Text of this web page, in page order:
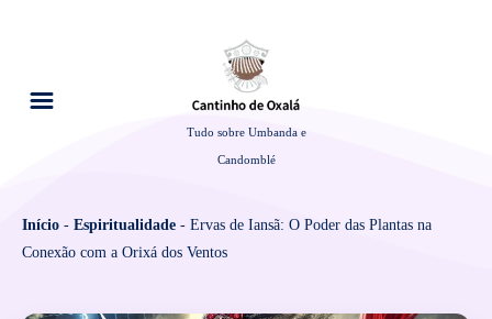
Tudo sobre Umbanda e
Candomblé
Início - Espiritualidade - Ervas de Iansã: O Poder das Plantas na
Conexão com a Orixá dos Ventos